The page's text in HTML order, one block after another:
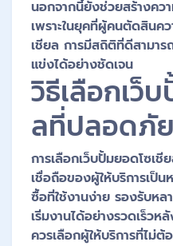
นอกจากนี้ยังช่วยสร้างคว
เพราะในยุคที่ผู้คนตัดสินค
เชียล การมีสถิติที่ดีสามาร
แข่งได้อย่างชัดเจน
วิธีเลือกเว็
ลที่ปลอดภัย
การเลือกเว็บปั้มยอดโซเ
เชื่อถือของผู้ให้บริการเป็
ซื้อที่ใช้งานง่าย รองรับห
เริ่มงานได้อย่างรวดเร็วห
ควรเลือกผู้ให้บริการที่ไม่